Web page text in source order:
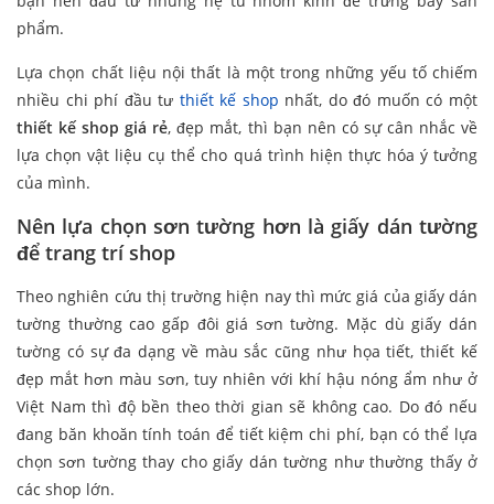
phẩm.
Lựa chọn chất liệu nội thất là một trong những yếu tố chiếm
nhiều chi phí đầu tư thiết kế shop nhất, do đó muốn có một
thiết kế shop giá rẻ, đẹp mắt, thì bạn nên có sự cân nhắc về
lựa chọn vật liệu cụ thể cho quá trình hiện thực hóa ý tưởng
của mình.
Nên lựa chọn sơn tường hơn là giấy dán tường
để trang trí shop
Theo nghiên cứu thị trường hiện nay thì mức giá của giấy dán
tường thường cao gấp đôi giá sơn tường. Mặc dù giấy dán
tường có sự đa dạng về màu sắc cũng như họa tiết, thiết kế
đẹp mắt hơn màu sơn, tuy nhiên với khí hậu nóng ẩm như ở
Việt Nam thì độ bền theo thời gian sẽ không cao. Do đó nếu
đang băn khoăn tính toán để tiết kiệm chi phí, bạn có thể lựa
chọn sơn tường thay cho giấy dán tường như thường thấy ở
các shop lớn.